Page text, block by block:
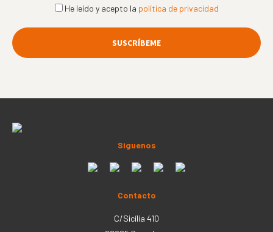
He leído y acepto la política de privacidad
Síguenos
Contacto
C/Sicília 410